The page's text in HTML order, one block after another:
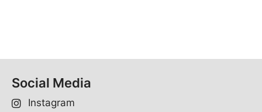
Social Media
Instagram